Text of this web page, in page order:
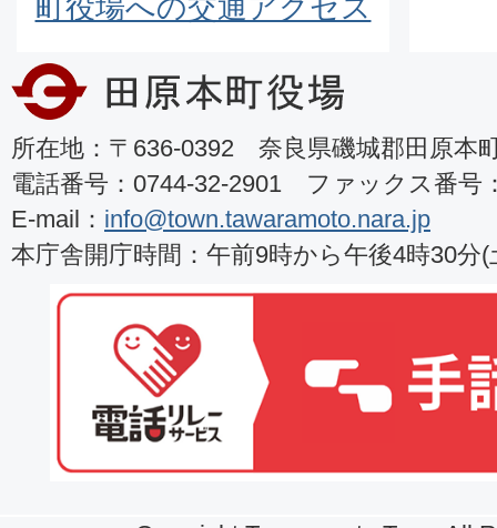
町役場への交通アクセス
所在地：〒636-0392 奈良県磯城郡田原本
電話番号：0744-32-2901 ファックス番号
E-mail： info@town.tawaramoto.nara.jp
本庁舎開庁時間：午前9時から午後4時30分